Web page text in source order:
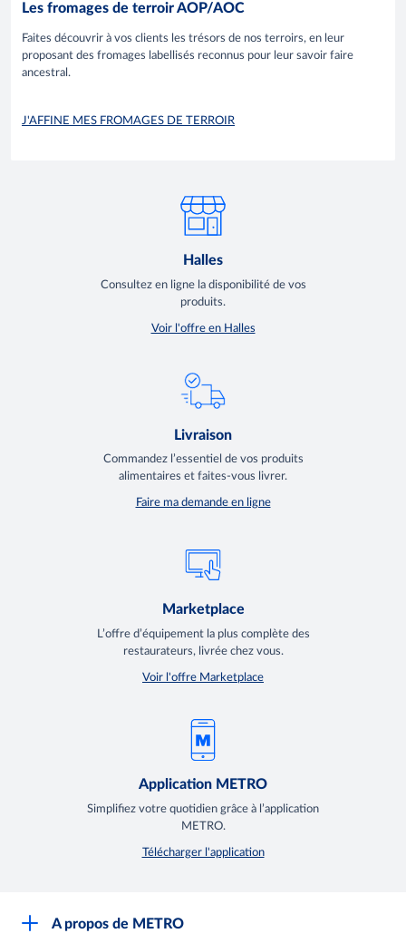
Les fromages de terroir AOP/AOC
Faites découvrir à vos clients les trésors de nos terroirs, en leur
proposant des fromages labellisés reconnus pour leur savoir faire
ancestral.
J'AFFINE MES FROMAGES DE TERROIR
Halles
Consultez en ligne la disponibilité de vos
produits.
Voir l'offre en Halles
Livraison
Commandez l’essentiel de vos produits
alimentaires et faites-vous livrer.
Faire ma demande en ligne
Marketplace
L’offre d’équipement la plus complète des
restaurateurs, livrée chez vous.
Voir l'offre Marketplace
Application METRO
Simplifiez votre quotidien grâce à l’application
METRO.
Télécharger l'application
A propos de METRO